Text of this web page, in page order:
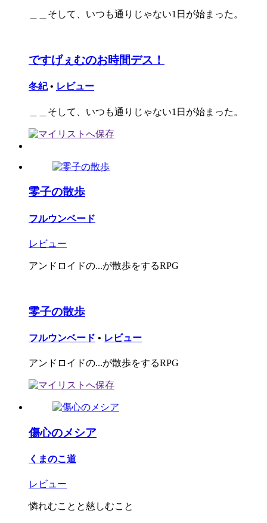
＿＿そして、いつも通りじゃない1日が始まった。
ですげぇむのお時間デス！
冬紀 • レビュー
＿＿そして、いつも通りじゃない1日が始まった。
零子の散歩
フルウンベード
レビュー
アンドロイドの...が散歩をするRPG
零子の散歩
フルウンベード • レビュー
アンドロイドの...が散歩をするRPG
傷心のメシア
くまのこ道
レビュー
憐れむことと慈しむこと